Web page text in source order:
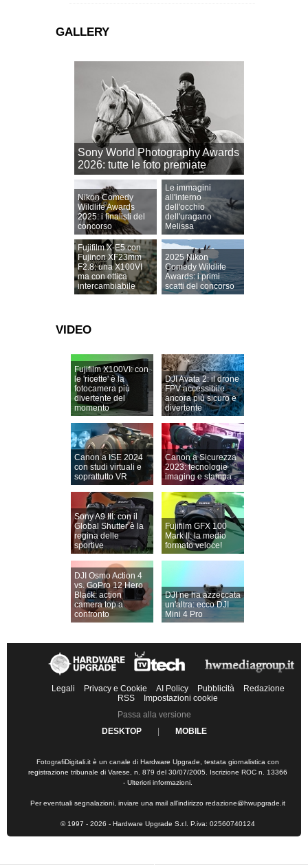
GALLERY
Sony World Photography Awards
2026: tutte le foto premiate
Nikon Comedy
Wildlife Awards
2025: i finalisti del
concorso
Le immagini
all'interno
dell'occhio
dell'uragano
Melissa
Fujifilm X-E5 con
Fujinon XF23mm
F2.8: una X100VI
ma con ottica
intercambiabile
2025 Nikon
Comedy Wildlife
Awards: i primi
scatti del concorso
VIDEO
Fujifilm X100VI: con
le 'ricette' è la
fotocamera più
divertente del
momento
DJI Avata 2: il drone
FPV accessibile
ancora più sicuro e
divertente
Canon a ISE 2024
con studi virtuali e
soprattutto VR
Canon a Sicurezza
2023: tecnologie
imaging e stampa
Sony A9 III: con il
Global Shutter è la
regina delle
sportive
Fujifilm GFX 100
Mark II: la medio
formato veloce!
DJI Osmo Action 4
vs. GoPro 12 Hero
Black: action
camera top a
confronto
DJI ne ha azzeccata
un'altra: ecco DJI
Mini 4 Pro
Legali Privacy e Cookie AI Policy Pubblicità
Redazione
RSS
Impostazioni cookie
Passa alla versione
DESKTOP
MOBILE
FotografiDigitali.it è un canale di Hardware Upgrade, testata giornalistica con
registrazione tribunale di Varese, n. 879 del 30/07/2005. Iscrizione ROC n. 13366
- Ulteriori informazioni.
Per eventuali segnalazioni, inviare una mail all'indirizzo redazione@hwupgrade.it
© 1997 - 2026 - Hardware Upgrade S.r.l. P.iva: 02560740124